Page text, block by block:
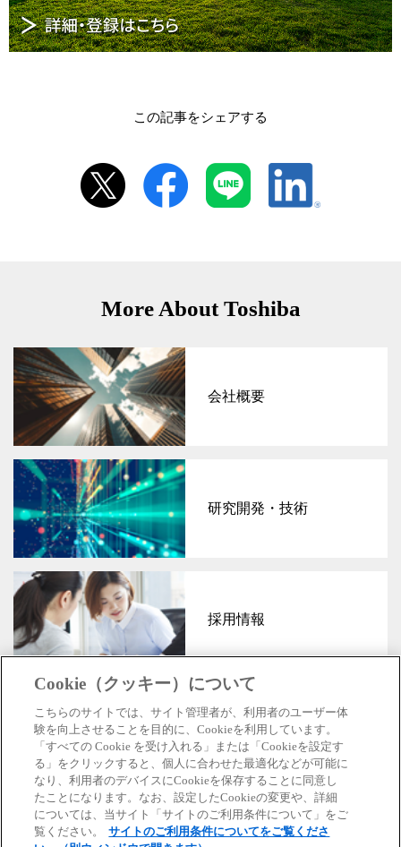
この記事をシェアする
More About Toshiba
会社概要
研究開発・技術
採用情報
公式SNS
マークのついているリンク先については別ウィンドウで開きます。
東芝トップページ 個人情報保護方針
Cookie（クッキー）について
こちらのサイトでは、サイト管理者が、利用者のユーザー体
験を向上させることを目的に、Cookieを利用しています。
「すべての Cookie を受け入れる」または「Cookieを設定す
る」をクリックすると、個人に合わせた最適化などが可能に
なり、利用者のデバイスにCookieを保存することに同意し
たことになります。なお、設定したCookieの変更や、詳細
については、当サイト「サイトのご利用条件について」をご
覧ください。
サイトのご利用条件についてをご覧くださ